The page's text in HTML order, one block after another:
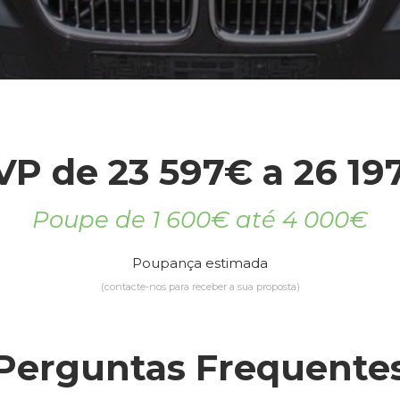
de 23 597€ a 26
Poupe de 1 600€ até 4 000€
Poupança estimada
(contacte-nos para receber a sua proposta)